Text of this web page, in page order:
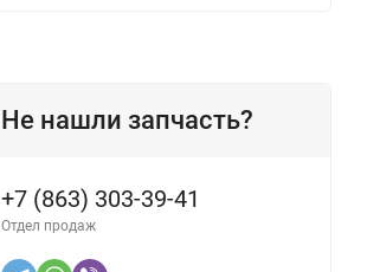
Не нашли запчасть?
+7 (863) 303-39-41
Отдел продаж